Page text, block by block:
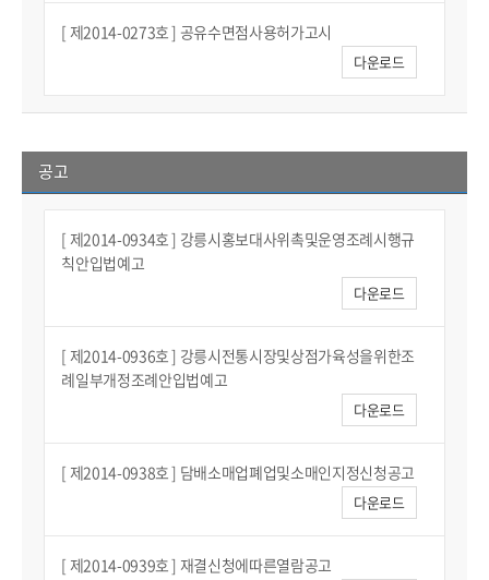
[ 제2014-0273호 ] 공유수면점사용허가고시
다운로드
공고
[ 제2014-0934호 ] 강릉시홍보대사위촉및운영조례시행규
칙안입법예고
다운로드
[ 제2014-0936호 ] 강릉시전통시장및상점가육성을위한조
례일부개정조례안입법예고
다운로드
[ 제2014-0938호 ] 담배소매업폐업및소매인지정신청공고
다운로드
[ 제2014-0939호 ] 재결신청에따른열람공고